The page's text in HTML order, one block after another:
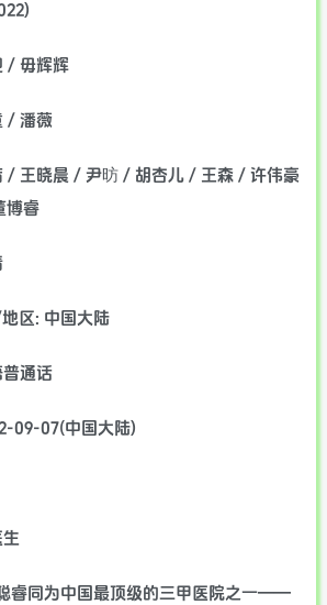
毋辉辉
潘薇
晓晨 / 尹昉 / 胡杏儿 / 王森 / 许伟豪
博睿
: 中国大陆
通话
07(中国大陆)
同为中国最顶级的三甲医院之一——